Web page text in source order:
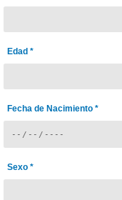
Edad *
Fecha de Nacimiento *
Sexo *